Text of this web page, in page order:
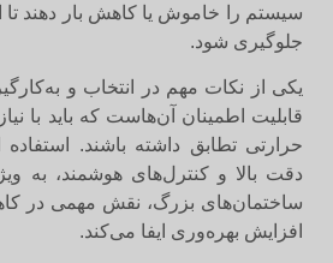
سیستم را خاموش یا کاهش بار دهند تا
جلوگیری شود.
یکی از نکات مهم در انتخاب و
قابلیت اطمینان آن‌هاست که باید با
حرارتی تطابق داشته باشند. استفاده از
دقت بالا و کنترل‌های هوشمند، به
ساختمان‌های بزرگ، نقش مهمی در
افزایش بهره‌وری ایفا می‌کند.